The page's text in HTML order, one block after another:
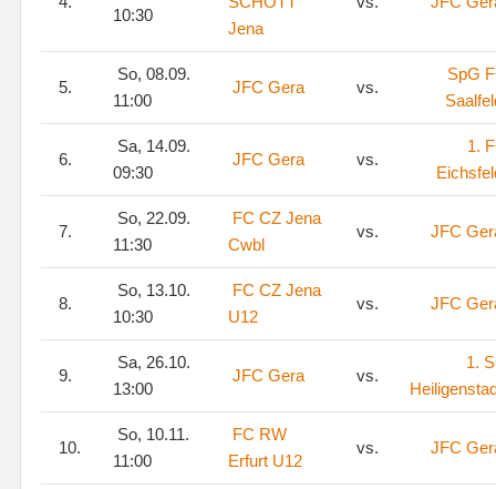
10:30
Jena
5.
So, 08.09.
11:00
JFC Gera vs.
SpG
6.
Sa, 14.09.
09:30
JFC Gera vs.
1.
7.
So, 22.09.
11:30
FC CZ Jena
Cwbl
vs. JFC
8.
So, 13.10.
10:30
FC CZ Jena
U12
vs. JFC
9.
Sa, 26.10.
13:00
JFC Gera vs.
1.
10.
So, 10.11.
11:00
FC RW
Erfurt U12
vs. JFC